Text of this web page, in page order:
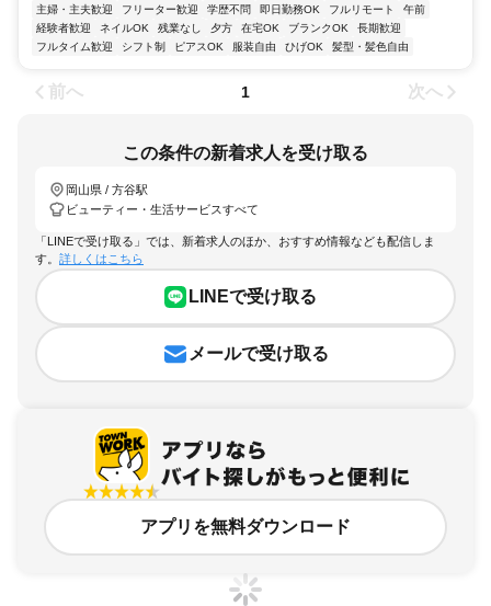
主婦・主夫歓迎 フリーター歓迎 学歴不問 即日勤務OK フルリモート
午前
経験者歓迎
ネイルOK 残業なし 夕方 在宅OK ブランクOK
長期歓迎
フルタイム歓迎
シフト制 ピアスOK 服装自由 ひげOK 髪型・髪色自由
前へ 1 次へ
この条件の新着求人を受け取る
岡山県 / 方谷駅
ビューティー・生活サービスすべて
「LINEで受け取る」では、新着求人のほか、おすすめ情報なども配信しま
す。 詳しくはこちら
LINEで受け取る
メールで受け取る
アプリを無料ダウンロード